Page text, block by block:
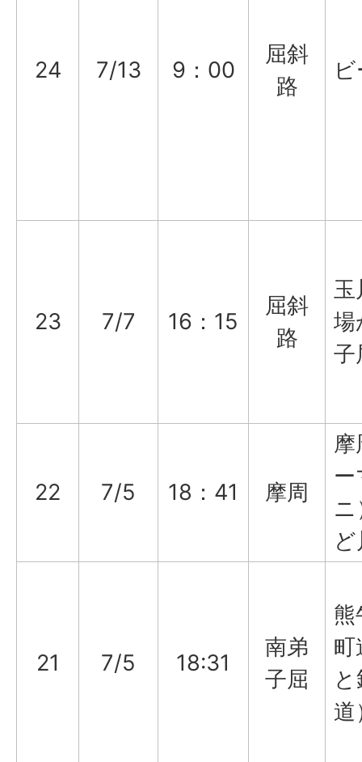
24 7/13 9：00
屈斜
路
23 7/7 16：15
屈斜
路
場
子
22 7/5 18：41 摩周
21 7/5 18:31
南弟
子屈
熊
町
道